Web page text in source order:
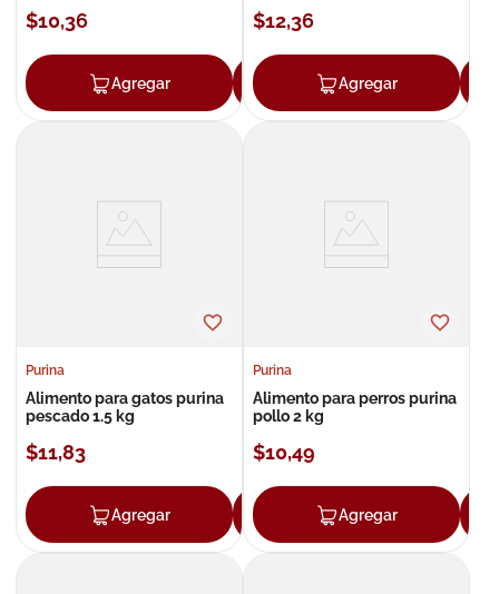
$10,36
Agregar Agregar
$12,36
Agregar
Purina
Alimento para gatos purina
pescado 1.5 kg
$11,83
Agregar Agregar
Purina
Alimento para perros purina
pollo 2 kg
$10,49
Agregar